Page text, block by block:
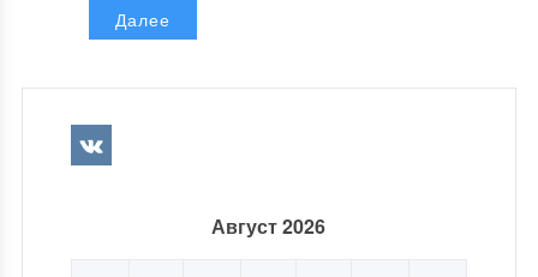
Далее
Август 2026